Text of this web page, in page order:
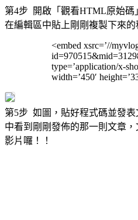
第4步 開啟「觀看HTML原始碼
在編輯區中貼上剛剛複製下來的
<embed xsrc=’//
type=’application/x-
width=’450′
第5步 如圖，貼好程式碼並發
中看到剛剛發佈的那一則文章
影片囉！！